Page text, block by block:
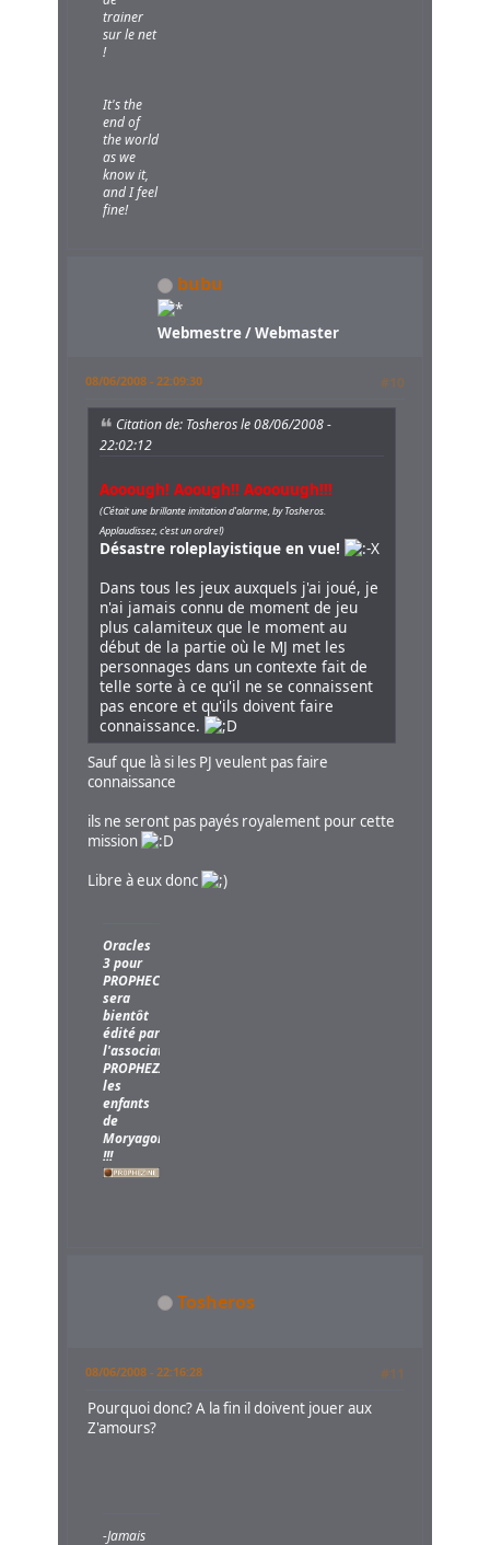
trainer
sur le net
!
It's the
end of
the world
as we
know it,
and I feel
fine!
bubu
Webmestre / Webmaster
08/06/2008 - 22:09:30 #10
Citation de: Tosheros le 08/06/2008 -
22:02:12
Aooough! Aoough!! Aooouugh!!!
(C'était une brillante imitation d'alarme, by Tosheros.
Applaudissez, c'est un ordre!)
Désastre roleplayistique en vue!
Dans tous les jeux auxquels j'ai joué, je
n'ai jamais connu de moment de jeu
plus calamiteux que le moment au
début de la partie où le MJ met les
personnages dans un contexte fait de
telle sorte à ce qu'il ne se connaissent
pas encore et qu'ils doivent faire
connaissance.
Sauf que là si les PJ veulent pas faire
connaissance
ils ne seront pas payés royalement pour cette
mission
Libre à eux donc
Oracles
3 pour
PROPHECY
sera
bientôt
édité par
l'association
PROPHEZINE,
les
enfants
de
Moryagorn
!!!
Tosheros
08/06/2008 - 22:16:28 #11
Pourquoi donc? A la fin il doivent jouer aux
Z'amours?
-Jamais